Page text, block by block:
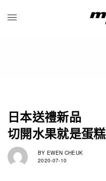
日本送禮新品
切開水果就是蛋糕
BY EWEN CHEUK
2020-07-10